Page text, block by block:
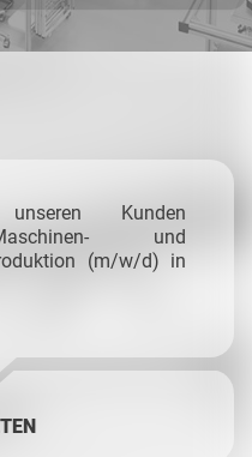
Kunden
und
(m/w/d) in